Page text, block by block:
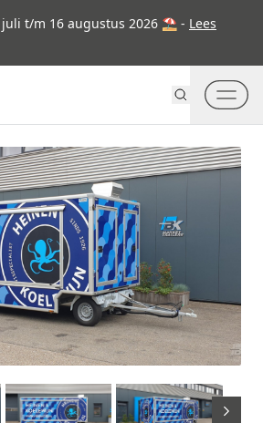
t/m 16 augustus 2026 ⛱ - Lees